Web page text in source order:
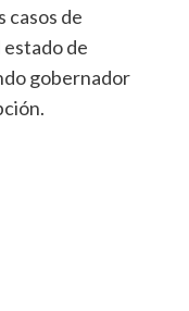
casos de
de
gobernador